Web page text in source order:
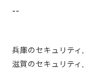
--
兵庫のセキュリティ
滋賀のセキュリティ